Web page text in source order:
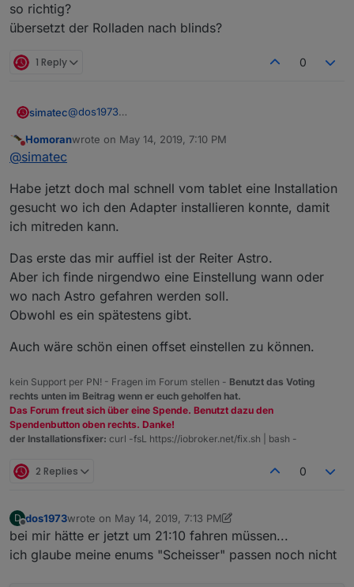
so richtig?
übersetzt der Rolladen nach blinds?
1 Reply 0
simatec@dos1973
Wie@ Homoran schrieb, starte mal den Adapter neu,
Do not disturb
Homoranwrote on May 14, 2019, 7:10 PM
last edited by
@simatec
Habe jetzt doch mal schnell vom tablet eine Installation
gesucht wo ich den Adapter installieren konnte, damit
ich mitreden kann.
Das erste das mir auffiel ist der Reiter Astro.
Aber ich finde nirgendwo eine Einstellung wann oder
wo nach Astro gefahren werden soll.
Obwohl es ein spätestens gibt.
Auch wäre schön einen offset einstellen zu können.
kein Support per PN! - Fragen im Forum stellen - Benutzt das Voting
rechts unten im Beitrag wenn er euch geholfen hat.
Das Forum freut sich über eine Spende. Benutzt dazu den
Spendenbutton oben rechts. Danke!
der Installationsfixer: curl -fsL https://iobroker.net/fix.sh | bash -
2 Replies 0
D
Offline
dos1973wrote on May 14, 2019, 7:13 PM
last edited by dos1973May 14, 2019, 9:15 PM
bei mir hätte er jetzt um 21:10 fahren müssen...
ich glaube meine enums "Scheisser" passen noch nicht